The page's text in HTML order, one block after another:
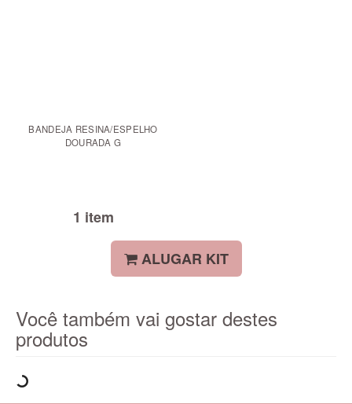
BANDEJA RESINA/ESPELHO
DOURADA G
1 item
ALUGAR KIT
Você também vai gostar destes
produtos